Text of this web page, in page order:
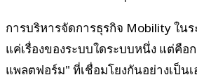
การบริหารจัดการธุรกิจ Mobility ใน
แค่เรื่องของระบบใดระบบหนึ่ง แต่คือ
แพลตฟอร์ม" ที่เชื่อมโยงกันอย่างเป็น